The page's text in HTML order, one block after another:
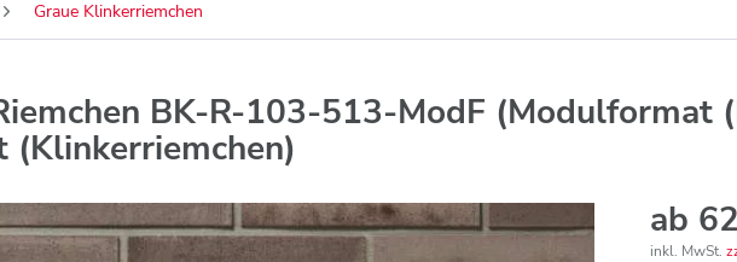
Graue Klinkerriemchen
BK-R-103-513-ModF (Modulformat
(Klinkerriemchen)
ab
inkl. MwSt.